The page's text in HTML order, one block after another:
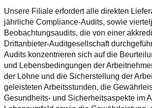
Unsere Filiale erfordert alle direkten
jährliche Compliance-Audits, sowie
Beobachtungsaudits, die von einer
Drittanbieter-Auditgesellschaft
Audits konzentrieren sich auf die
und Lebensbedingungen der
der Löhne und die Sicherstellung der
geleisteten Arbeitsstunden, die
Gesundheits- und Sicherheitsaspekte im